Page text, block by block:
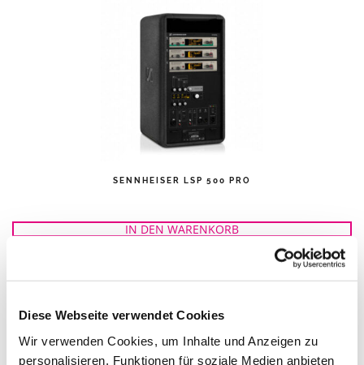
Diese Webseite verwendet Cookies
Wir verwenden Cookies, um Inhalte und Anzeigen zu
personalisieren, Funktionen für soziale Medien anbieten
SENNHEISER LSP 500 PRO
IN DEN WARENKORB